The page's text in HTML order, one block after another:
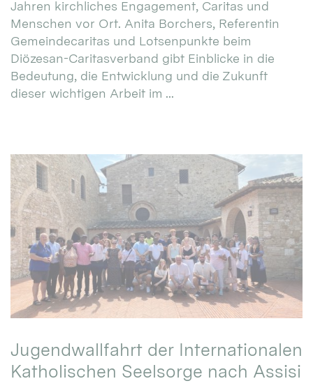
Jahren kirchliches Engagement, Caritas und
Menschen vor Ort. Anita Borchers, Referentin
Gemeindecaritas und Lotsenpunkte beim
Diözesan-Caritasverband gibt Einblicke in die
Bedeutung, die Entwicklung und die Zukunft
dieser wichtigen Arbeit im ...
Jugendwallfahrt der Internationalen
Katholischen Seelsorge nach Assisi